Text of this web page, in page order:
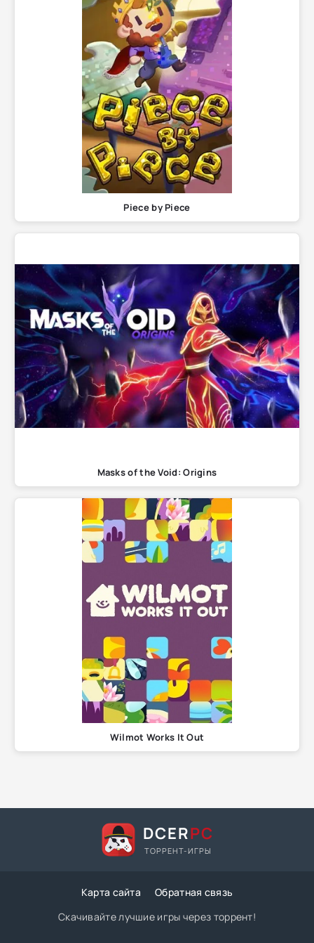
Piece by Piece
Masks of the Void: Origins
Wilmot Works It Out
DCERPC
ТОРРЕНТ-ИГРЫ
Карта сайта
Обратная связь
Скачивайте лучшие игры через торрент!